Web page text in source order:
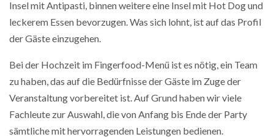
Insel mit Antipasti, binnen weitere eine Insel mit Hot Dog und
leckerem Essen bevorzugen. Was sich lohnt, ist auf das Profil
der Gäste einzugehen.
Bei der Hochzeit im Fingerfood-Menü ist es nötig, ein Team
zu haben, das auf die Bedürfnisse der Gäste im Zuge der
Veranstaltung vorbereitet ist. Auf Grund haben wir viele
Fachleute zur Auswahl, die von Anfang bis Ende der Party
sämtliche mit hervorragenden Leistungen bedienen.